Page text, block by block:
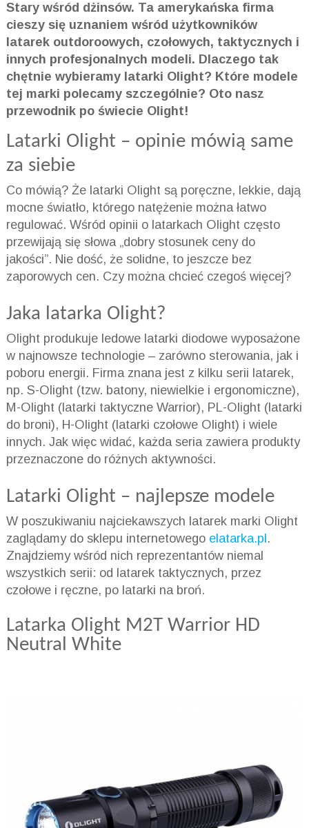
Stary wśród dżinsów. Ta amerykańska firma
cieszy się uznaniem wśród użytkowników
latarek outdoroowych, czołowych, taktycznych i
innych profesjonalnych modeli. Dlaczego tak
chętnie wybieramy latarki Olight? Które modele
tej marki polecamy szczególnie? Oto nasz
przewodnik po świecie Olight!
Latarki Olight – opinie mówią same
za siebie
Co mówią? Że latarki Olight są poręczne, lekkie, dają
mocne światło, którego natężenie można łatwo
regulować. Wśród opinii o latarkach Olight często
przewijają się słowa „dobry stosunek ceny do
jakości”. Nie dość, że solidne, to jeszcze bez
zaporowych cen. Czy można chcieć czegoś więcej?
Jaka latarka Olight?
Olight produkuje ledowe latarki diodowe wyposażone
w najnowsze technologie – zarówno sterowania, jak i
poboru energii. Firma znana jest z kilku serii latarek,
np. S-Olight (tzw. batony, niewielkie i ergonomiczne),
M-Olight (latarki taktyczne Warrior), PL-Olight (latarki
do broni), H-Olight (latarki czołowe Olight) i wiele
innych. Jak więc widać, każda seria zawiera produkty
przeznaczone do różnych aktywności.
Latarki Olight – najlepsze modele
W poszukiwaniu najciekawszych latarek marki Olight
zaglądamy do sklepu internetowego elatarka.pl .
Znajdziemy wśród nich reprezentantów niemal
wszystkich serii: od latarek taktycznych, przez
czołowe i ręczne, po latarki na broń.
Latarka Olight M2T Warrior HD
Neutral White